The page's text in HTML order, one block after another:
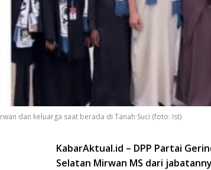
dan keluarga saat berada di Tanah Suci (foto: Ist)
KabarAktual.id – DPP Partai
Selatan Mirwan MS dari